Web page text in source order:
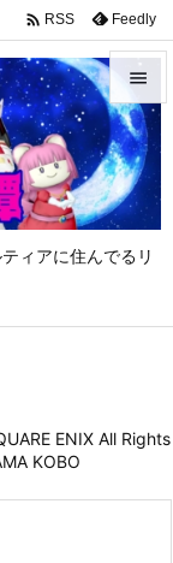
ィアに住んでるリ


メニュ

サイド

 RSS Feedly
ENIX All Rights
KOBO